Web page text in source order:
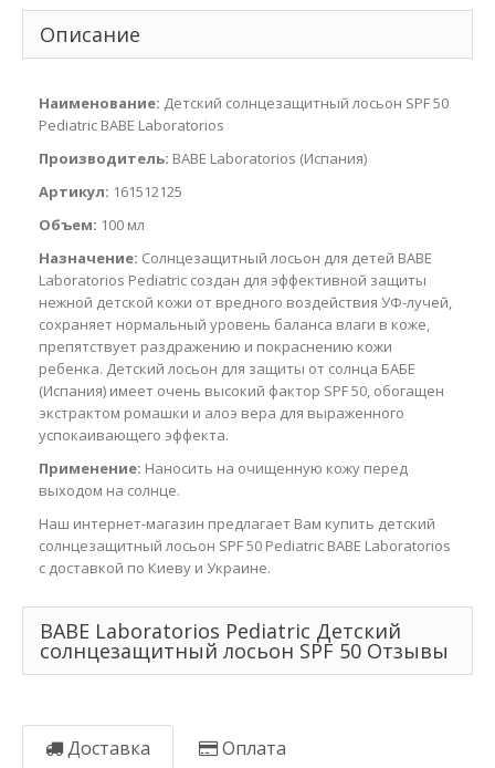
Описание
Наименование: Детский солнцезащитный лосьон SPF 50
Pediatric BABE Laboratorios
Производитель: BABE Laboratorios (Испания)
Артикул: 161512125
Объем: 100 мл
Назначение: Солнцезащитный лосьон для детей BABE
Laboratorios Pediatric создан для эффективной защиты
нежной детской кожи от вредного воздействия УФ-лучей,
сохраняет нормальный уровень баланса влаги в коже,
препятствует раздражению и покраснению кожи
ребенка. Детский лосьон для защиты от солнца БАБЕ
(Испания) имеет очень высокий фактор SPF 50, обогащен
экстрактом ромашки и алоэ вера для выраженного
успокаивающего эффекта.
Применение: Наносить на очищенную кожу перед
выходом на солнце.
Наш интернет-магазин предлагает Вам купить детский
солнцезащитный лосьон SPF 50 Pediatric BABE Laboratorios
с доставкой по Киеву и Украине.
BABE Laboratorios Pediatric Детский
солнцезащитный лосьон SPF 50 Отзывы
Доставка Оплата